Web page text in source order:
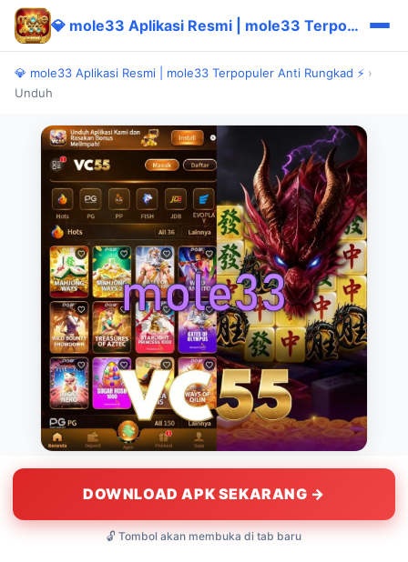
💎 mole33 Aplikasi Resmi | mole33 Terpopuler Anti Rungkad ⚡
💎 mole33 Aplikasi Resmi | mole33 Terpopuler Anti Rungkad ⚡ ›
Unduh
DOWNLOAD APK SEKARANG →
🔓 Tombol akan membuka di tab baru